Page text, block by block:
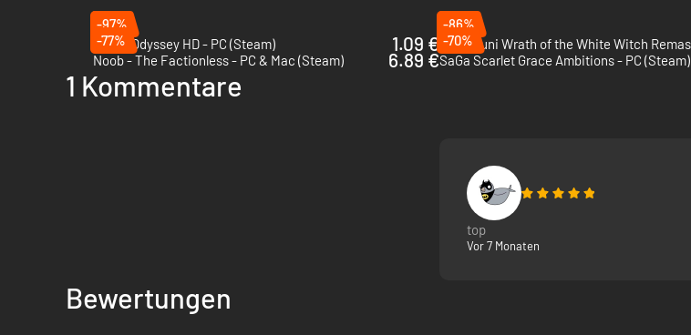
-97%
Etrian Odyssey HD - PC (Steam)
1.09 €
-86%
-77%
Noob - The Factionless - PC & Mac (Steam)
6.89 €
-70%
SaGa Scarlet Grace Ambitions - PC (Steam)
1 Kommentare
top
Vor 7 Monaten
Bewertungen